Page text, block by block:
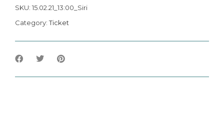
SKU: 15.02.21_13:00_Siri
Category:Ticket